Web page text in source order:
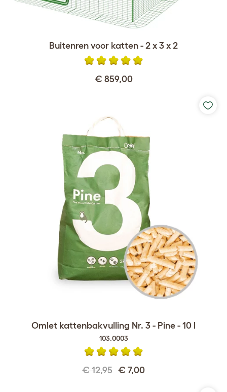
Buitenren voor katten - 2 x 3 x 2
€ 859,00
Omlet kattenbakvulling Nr. 3 - Pine - 10 l
103.0003
€ 12,95 € 7,00